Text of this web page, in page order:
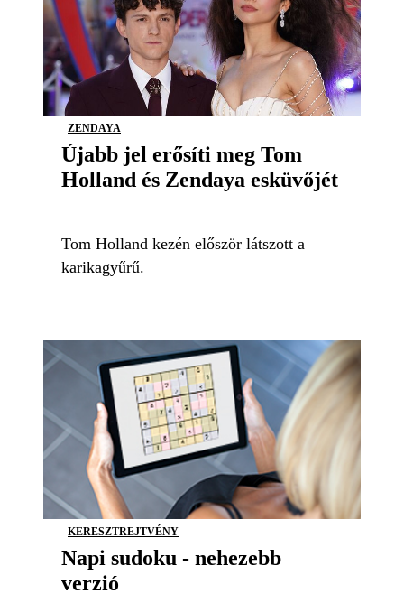
ZENDAYA
Újabb jel erősíti meg Tom
Holland és Zendaya esküvőjét
Tom Holland kezén először látszott a
karikagyűrű.
KERESZTREJTVÉNY
Napi sudoku - nehezebb
verzió